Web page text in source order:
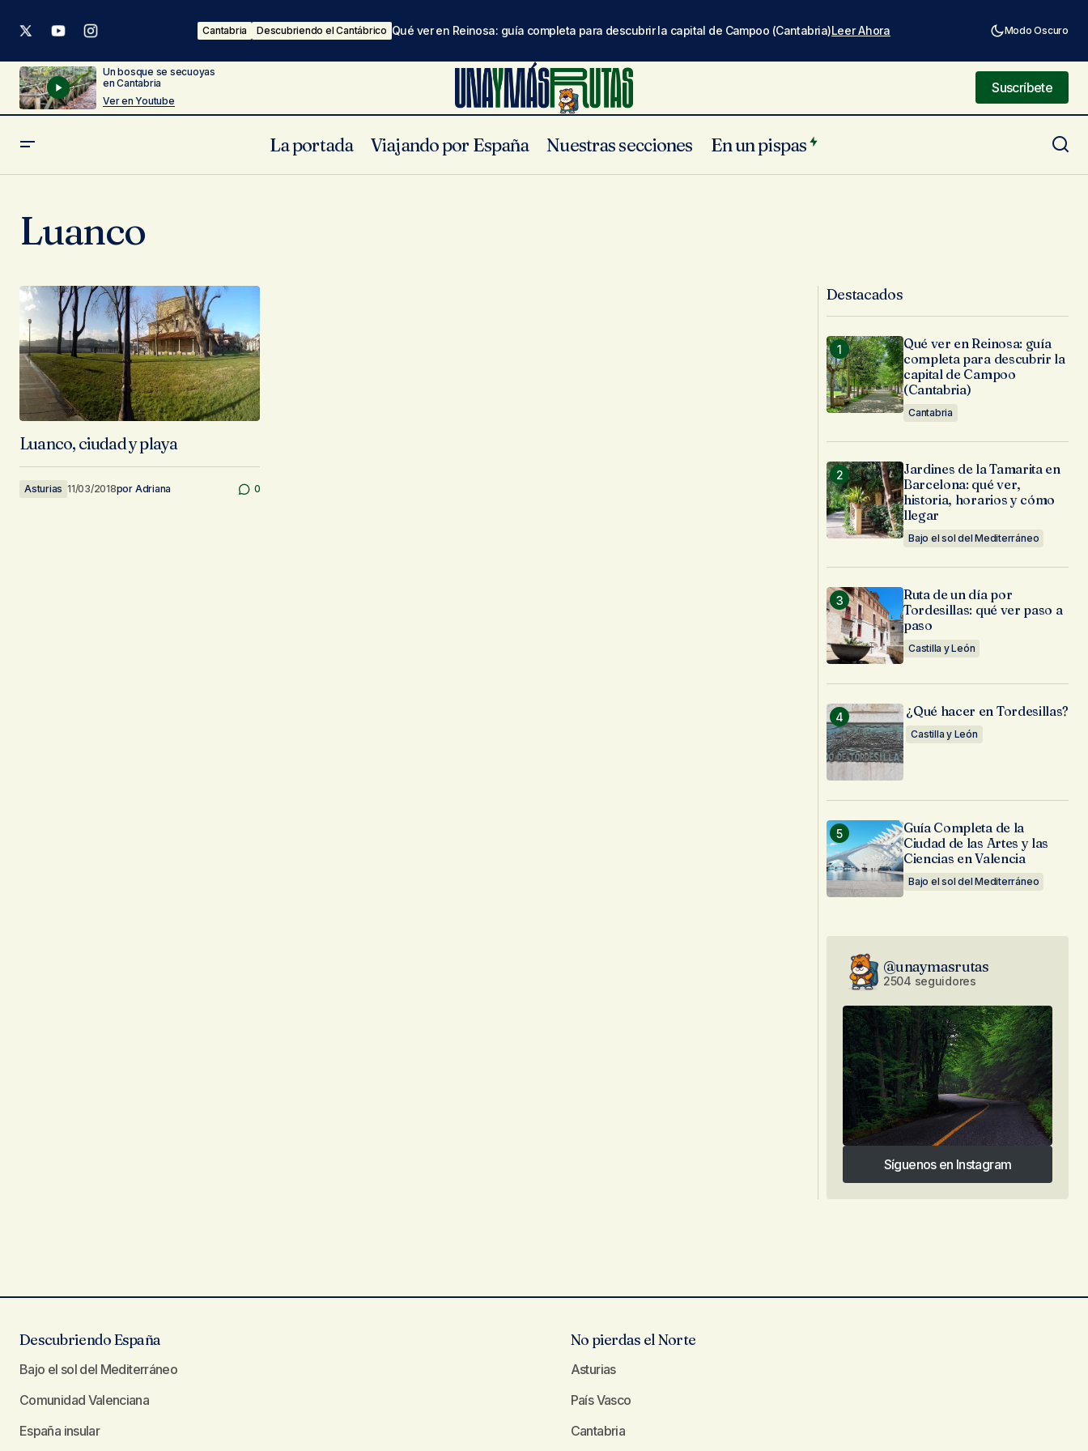
Cantabria Descubriendo el Cantábrico Qué ver en Reinosa: guía completa para descubrir la capital de Campoo (Cantabria)Leer Ahora Modo Oscuro
Un bosque se secuoyas
en Cantabria
Ver en Youtube
Suscríbete
Suscríbete
La portada Viajando por España Nuestras secciones En un pispas
Luanco
Luanco, ciudad y playa
Asturias 11/03/2018por Adriana 0
Destacados
Qué ver en Reinosa: guía
completa para descubrir la
capital de Campoo
(Cantabria)
Cantabria
Jardines de la Tamarita en
Barcelona: qué ver,
historia, horarios y cómo
llegar
Bajo el sol del Mediterráneo
Ruta de un día por
Tordesillas: qué ver paso a
paso
Castilla y León
¿Qué hacer en Tordesillas?
Castilla y León
Guía Completa de la
Ciudad de las Artes y las
Ciencias en Valencia
Bajo el sol del Mediterráneo
@unaymasrutas
2504 seguidores
Síguenos en Instagram
Síguenos en Instagram
Descubriendo España
Bajo el sol del Mediterráneo
Comunidad Valenciana
España insular
No pierdas el Norte
Asturias
País Vasco
Cantabria